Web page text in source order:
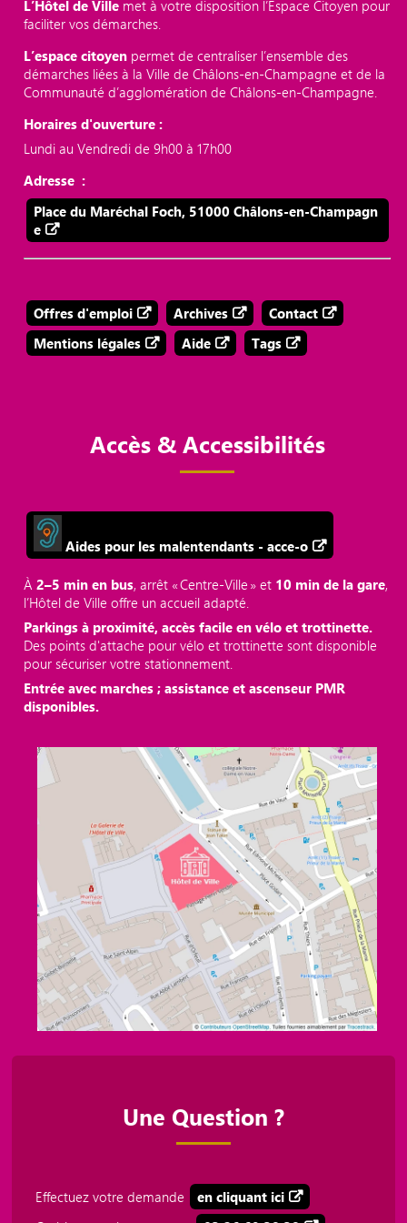
L’Hôtel de Ville met à votre disposition l’Espace Citoyen pour
faciliter vos démarches.
L’espace citoyen permet de centraliser l’ensemble des
démarches liées à la Ville de Châlons-en-Champagne et de la
Communauté d’agglomération de Châlons-en-Champagne.
Horaires d'ouverture :
Lundi au Vendredi de 9h00 à 17h00
Adresse :
Place du Maréchal Foch, 51000 Châlons-en-Champagn
e
Offres d'emploi Archives
Contact
Mentions légales
Aide Tags
Accès & Accessibilités
Aides pour les malentendants - acce-o
À2–5 min en bus, arrêt « Centre‑Ville » et 10 min de la gare,
l’Hôtel de Ville offre un accueil adapté.
Parkings à proximité, accès facile en vélo et trottinette.
Des points d'attache pour vélo et trottinette sont disponible
pour sécuriser votre stationnement.
Entrée avec marches ; assistance et ascenseur PMR
disponibles.
Une Question ?
Effectuez votre demande
en cliquant ici